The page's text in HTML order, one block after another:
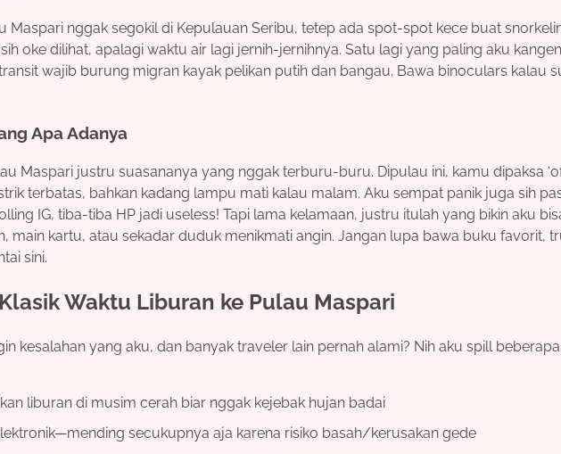
Maspari nggak segokil di Kepulauan Seribu, tetep ada spot-spot kece buat
oke dilihat, apalagi waktu air lagi jernih-jernihnya. Satu lagi yang paling aku
wajib burung migran kayak pelikan putih dan bangau. Bawa binoculars kalau
Apa Adanya
Maspari justru suasananya yang nggak terburu-buru. Dipulau ini, kamu dipaksa
terbatas, bahkan kadang lampu mati kalau malam. Aku sempat panik juga sih
IG, tiba-tiba HP jadi useless! Tapi lama kelamaan, justru itulah yang bikin aku
main kartu, atau sekadar duduk menikmati angin. Jangan lupa bawa buku favorit,
sini.
Waktu Liburan ke Pulau Maspari
kesalahan yang aku, dan banyak traveler lain pernah alami? Nih aku spill
liburan di musim cerah biar nggak kejebak hujan badai
secukupnya aja karena risiko basah/kerusakan gede